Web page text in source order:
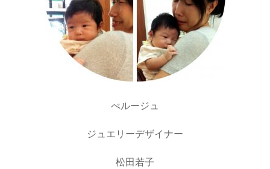
べルージュ
ジュエリーデザイナー
松田若子